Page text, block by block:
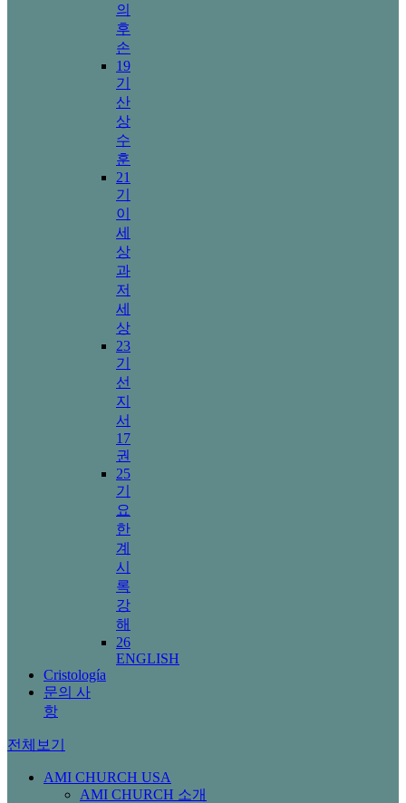
의
후
손
19
기
산
상
수
훈
21
기
이
세
상
과
저
세
상
23
기
선
지
서
17
권
25
기
요
한
계
시
록
강
해
26
ENGLISH
Cristología
문의 사
항
전체보기
AMI CHURCH USA
AMI CHURCH 소개